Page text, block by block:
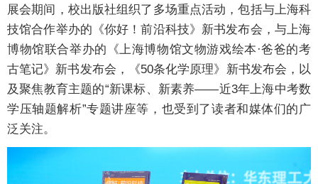
展会期间，校出版社组织了多场重点活动，包括与上海科
技馆合作举办的《你好！前沿科技》新书发布会，与上海
博物馆联合举办的《上海博物馆文物游戏绘本·爸爸的考
古笔记》新书发布会，《50条化学原理》新书发布会，以
及聚焦教育主题的“新课标、新素养——近3年上海中考数
学压轴题解析”专题讲座等，也受到了读者和媒体们的广
泛关注。